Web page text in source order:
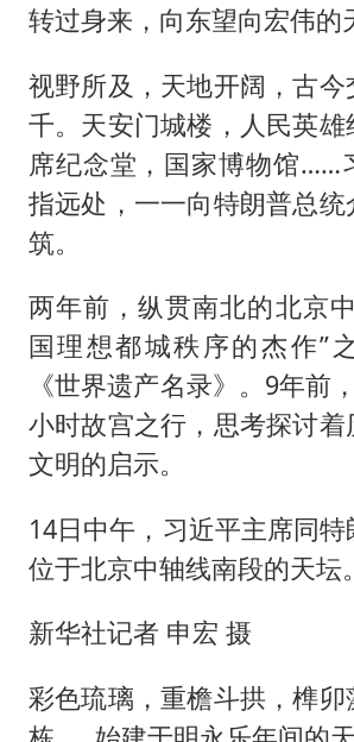
转过身来，向东望向宏伟的
视野所及，天地开阔，古
千。天安门城楼，人民英雄
席纪念堂，国家博物馆……
指远处，一一向特朗普总
筑。
两年前，纵贯南北的北京
国理想都城秩序的杰作”
《世界遗产名录》。9年前
小时故宫之行，思考探讨着
文明的启示。
14日中午，习近平主席同
位于北京中轴线南段的天坛。
新华社记者 申宏 摄
彩色琉璃，重檐斗拱，榫